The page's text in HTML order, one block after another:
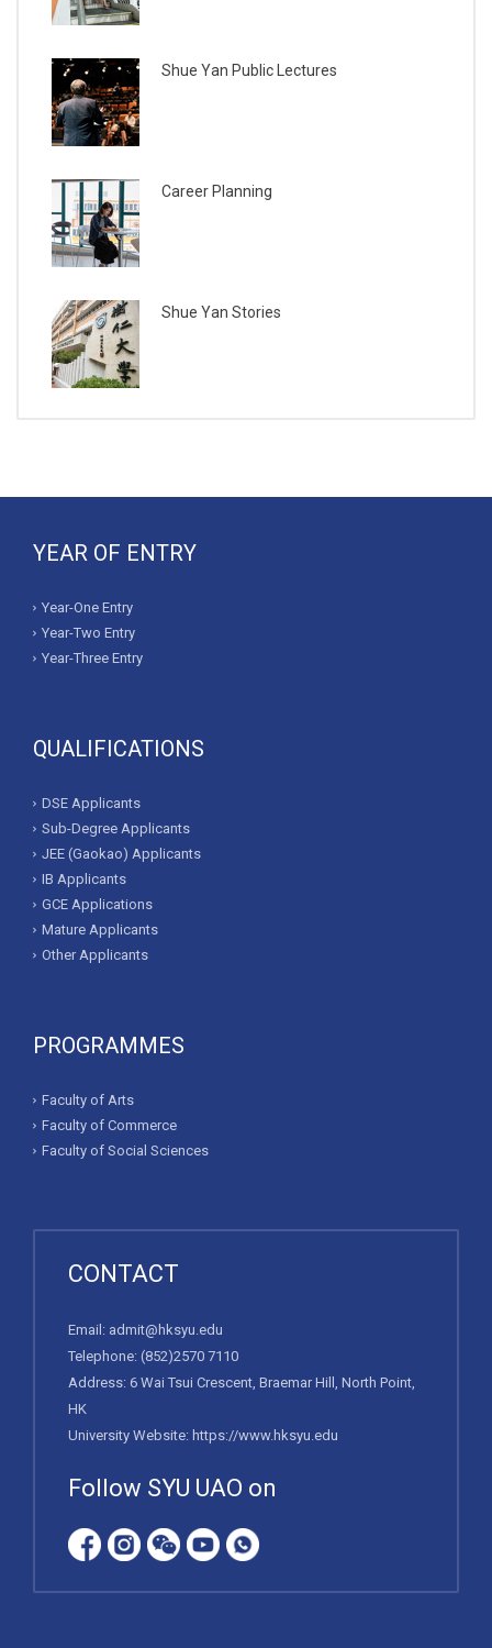
Shue Yan Public Lectures
Career Planning
Shue Yan Stories
YEAR OF ENTRY
Year-One Entry
Year-Two Entry
Year-Three Entry
QUALIFICATIONS
DSE Applicants
Sub-Degree Applicants
JEE (Gaokao) Applicants
IB Applicants
GCE Applications
Mature Applicants
Other Applicants
PROGRAMMES
Faculty of Arts
Faculty of Commerce
Faculty of Social Sciences
CONTACT
Email: admit@hksyu.edu
Telephone: (852)2570 7110
Address: 6 Wai Tsui Crescent, Braemar Hill, North Point,
HK
University Website: https://www.hksyu.edu
Follow SYU UAO on